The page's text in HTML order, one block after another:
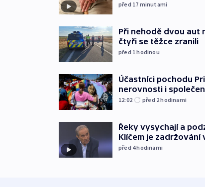
před 17 minutami
Při nehodě dvou aut
čtyři se těžce zranili
před 1hodinou
Účastníci pochodu
nerovnosti i
12:02 před 2hodinami
Řeky vysychají a
Klíčem je zadržování
před 4hodinami